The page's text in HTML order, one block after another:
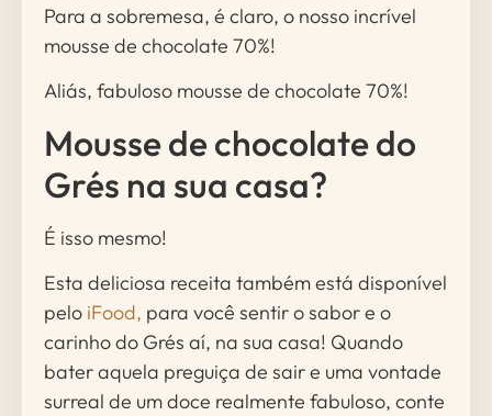
Para a sobremesa, é claro, o nosso incrível
mousse de chocolate 70%!
Aliás, fabuloso mousse de chocolate 70%!
Mousse de chocolate do
Grés na sua casa?
É isso mesmo!
Esta deliciosa receita também está disponível
pelo iFood, para você sentir o sabor e o
carinho do Grés aí, na sua casa! Quando
bater aquela preguiça de sair e uma vontade
surreal de um doce realmente fabuloso, conte